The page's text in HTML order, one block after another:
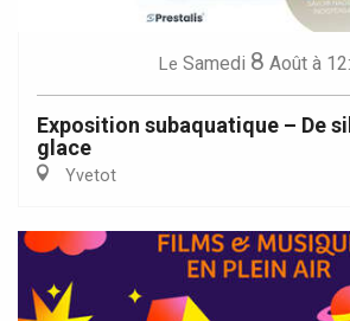
Le Samedi 8 Août à
Exposition subaquatique – De
glace
Yvetot